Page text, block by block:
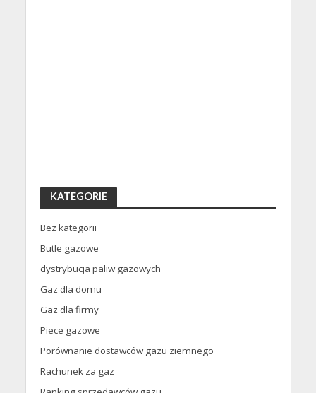
KATEGORIE
Bez kategorii
Butle gazowe
dystrybucja paliw gazowych
Gaz dla domu
Gaz dla firmy
Piece gazowe
Porównanie dostawców gazu ziemnego
Rachunek za gaz